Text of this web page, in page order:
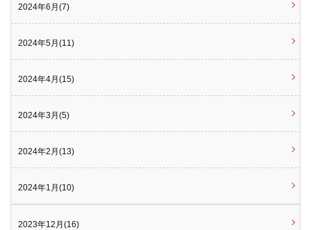
2024年6月(7)
2024年5月(11)
2024年4月(15)
2024年3月(5)
2024年2月(13)
2024年1月(10)
2023年12月(16)